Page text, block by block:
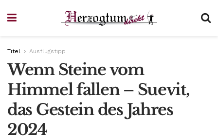
Titel Ausflugstipp
Wenn Steine vom
Himmel fallen – Suevit,
das Gestein des Jahres
2024